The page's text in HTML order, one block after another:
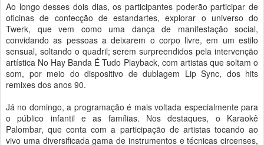
Ao longo desses dois dias, os participantes poderão participar de
oficinas de confecção de estandartes, explorar o universo do
Twerk, que vem como uma dança de manifestação social,
convidando as pessoas a deixarem o corpo livre, em um estilo
sensual, soltando o quadril; serem surpreendidos pela intervenção
artística No Hay Banda É Tudo Playback, com artistas que soltam o
som, por meio do dispositivo de dublagem Lip Sync, dos hits
remixes dos anos 90.
Já no domingo, a programação é mais voltada especialmente para
o público infantil e as famílias. Nos destaques, o Karaokê
Palombar, que conta com a participação de artistas tocando ao
vivo uma diversificada gama de instrumentos e técnicas circenses,